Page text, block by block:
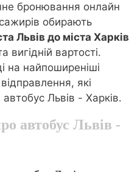
бронювання онлайн
обирають
Львів до міста Харків
вигідній вартості.
на найпоширеніші
які
Львів - Харків.
автобус Львів -